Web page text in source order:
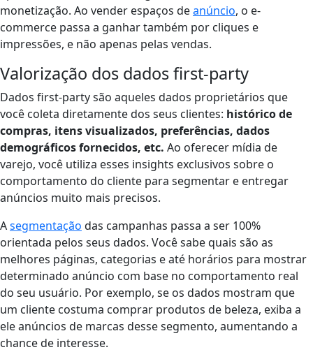
monetização. Ao vender espaços deanúncio, o e-
commerce passa a ganhar também por cliques e
impressões, e não apenas pelas vendas.
Valorização dos dados first-party
Dados first-party são aqueles dados proprietários que
você coleta diretamente dos seus clientes: histórico de
compras, itens visualizados, preferências, dados
demográficos fornecidos, etc. Ao oferecer mídia de
varejo, você utiliza esses insights exclusivos sobre o
comportamento do cliente para segmentar e entregar
anúncios muito mais precisos.
Asegmentação das campanhas passa a ser 100%
orientada pelos seus dados. Você sabe quais são as
melhores páginas, categorias e até horários para mostrar
determinado anúncio com base no comportamento real
do seu usuário​. Por exemplo, se os dados mostram que
um cliente costuma comprar produtos de beleza, exiba a
ele anúncios de marcas desse segmento, aumentando a
chance de interesse.